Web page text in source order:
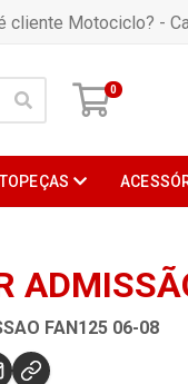
cliente Motociclo? -
0
FAN125 06-08